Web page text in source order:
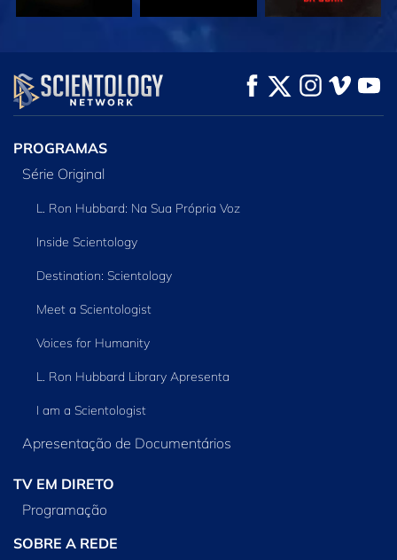
VEJA EXPLORE A SÉRIE
PROGRAMAS
Série Original
L. Ron Hubbard: Na Sua Própria Voz
Inside Scientology
Destination: Scientology
Meet a Scientologist
Voices for Humanity
L. Ron Hubbard Library Apresenta
I am a Scientologist
Apresentação de Documentários
TV EM DIRETO
Programação
SOBRE A REDE